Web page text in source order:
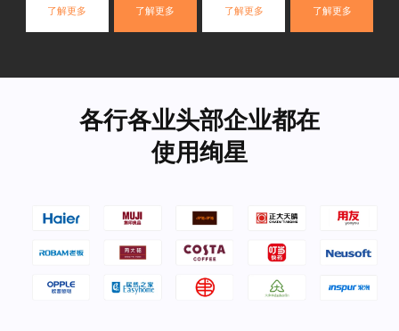
了解更多 了解更多 了解更多 了解更多
各行各业头部企业都在
使用绚星